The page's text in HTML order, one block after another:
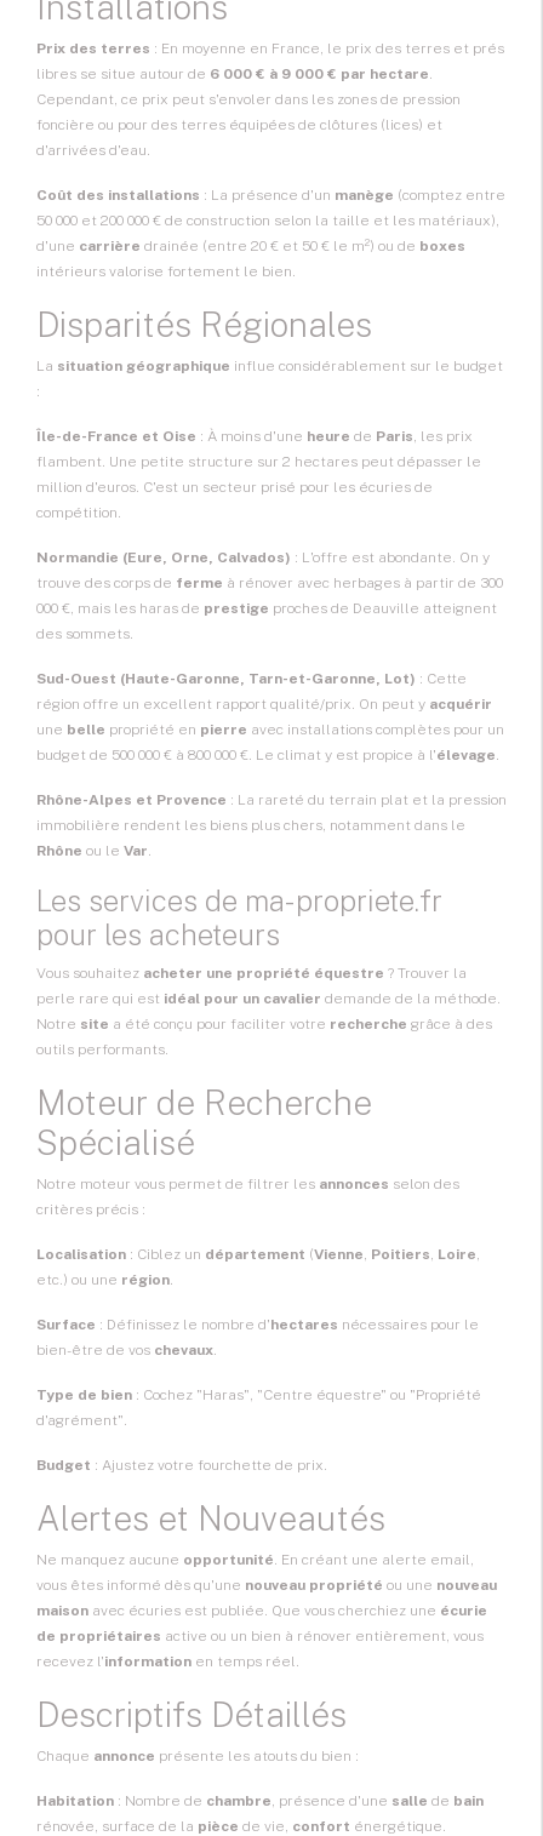
Prix des terres : En moyenne en France, le prix des terres et prés
libres se situe autour de 6 000 € à 9 000 € par hectare.
Cependant, ce prix peut s'envoler dans les zones de pression
foncière ou pour des terres équipées de clôtures (lices) et
d'arrivées d'eau.
Coût des installations : La présence d'un manège (comptez entre
50 000 et 200 000 € de construction selon la taille et les matériaux),
d'une carrière drainée (entre 20 € et 50 € le m²) ou de boxes
intérieurs valorise fortement le bien.
Disparités Régionales
La situation géographique influe considérablement sur le budget
:
Île-de-France et Oise : À moins d'une heure de Paris, les prix
flambent. Une petite structure sur 2 hectares peut dépasser le
million d'euros. C'est un secteur prisé pour les écuries de
compétition.
Normandie (Eure, Orne, Calvados) : L'offre est abondante. On y
trouve des corps de ferme à rénover avec herbages à partir de 300
000 €, mais les haras de prestige proches de Deauville atteignent
des sommets.
Sud-Ouest (Haute-Garonne, Tarn-et-Garonne, Lot) : Cette
région offre un excellent rapport qualité/prix. On peut y acquérir
une belle propriété en pierre avec installations complètes pour un
budget de 500 000 € à 800 000 €. Le climat y est propice à l'élevage.
Rhône-Alpes et Provence : La rareté du terrain plat et la pression
immobilière rendent les biens plus chers, notamment dans le
Rhône ou le Var.
Les services de ma-propriete.fr
pour les acheteurs
Vous souhaitez acheter une propriété équestre ? Trouver la
perle rare qui est idéal pour un cavalier demande de la méthode.
Notre site a été conçu pour faciliter votre recherche grâce à des
outils performants.
Moteur de Recherche
Spécialisé
Notre moteur vous permet de filtrer les annonces selon des
critères précis :
Localisation : Ciblez un département (Vienne, Poitiers, Loire,
etc.) ou une région.
Surface : Définissez le nombre d'hectares nécessaires pour le
bien-être de vos chevaux.
Type de bien : Cochez "Haras", "Centre équestre" ou "Propriété
d'agrément".
Budget : Ajustez votre fourchette de prix.
Alertes et Nouveautés
Ne manquez aucune opportunité. En créant une alerte email,
vous êtes informé dès qu'une nouveau propriété ou une nouveau
maison avec écuries est publiée. Que vous cherchiez une écurie
de propriétaires active ou un bien à rénover entièrement, vous
recevez l'information en temps réel.
Descriptifs Détaillés
Chaque annonce présente les atouts du bien :
Habitation : Nombre de chambre, présence d'une salle de bain
rénovée, surface de la pièce de vie, confort énergétique.